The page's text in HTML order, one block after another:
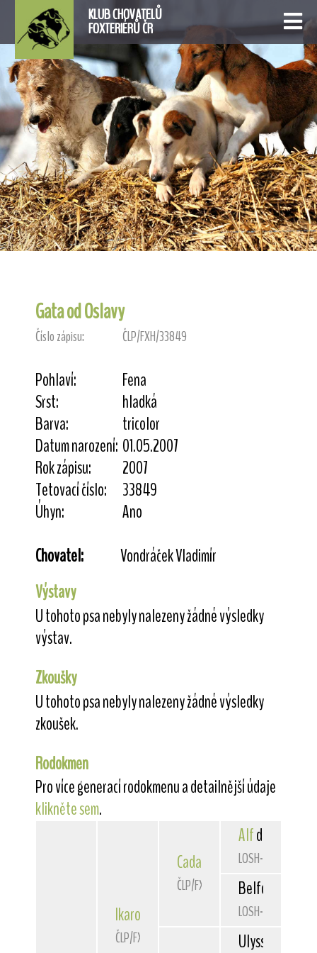
KLUB CHOVATELŮ
FOXTERIÉRŮ ČR
Gata od Oslavy
Číslo zápisu: ČLP/FXH/33849
Pohlaví:
Fena
Srst:
hladká
Barva:
tricolor
Datum narození: 01.05.2007
Rok zápisu:
2007
Tetovací číslo:
33849
Úhyn:
Ano
Chovatel:
Vondráček Vladimír
Výstavy
U tohoto psa nebyly nalezeny žádné výsledky
výstav.
Zkoušky
U tohoto psa nebyly nalezeny žádné výsledky
zkoušek.
Rodokmen
Pro více generací rodokmenu a detailnější údaje
klikněte sem.
Ikaros
ČLP/FXH/32907
Cadafi Belfox
ČLP/FXH/32403
Alfdes
LOSH-0891803
Belfox
LOSH-0897481
Ulysse Belfox